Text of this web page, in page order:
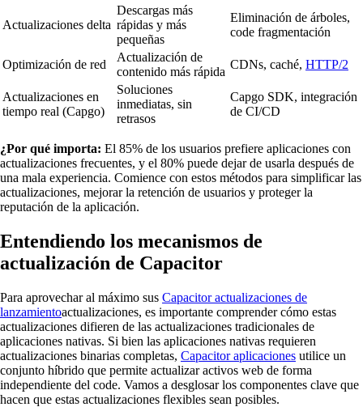
Actualizaciones delta
Descargas más
rápidas y más
pequeñas
Eliminación de árboles,
code fragmentación
Optimización de red
Actualización de
contenido más rápida
CDNs, caché, HTTP/2
Actualizaciones en
tiempo real (Capgo)
Soluciones
inmediatas, sin
retrasos
Capgo SDK, integración
de CI/CD
¿Por qué importa: El 85% de los usuarios prefiere aplicaciones con
actualizaciones frecuentes, y el 80% puede dejar de usarla después de
una mala experiencia. Comience con estos métodos para simplificar las
actualizaciones, mejorar la retención de usuarios y proteger la
reputación de la aplicación.
Entendiendo los mecanismos de
actualización de Capacitor
Para aprovechar al máximo sus Capacitor actualizaciones de
lanzamientoactualizaciones, es importante comprender cómo estas
actualizaciones difieren de las actualizaciones tradicionales de
aplicaciones nativas. Si bien las aplicaciones nativas requieren
actualizaciones binarias completas, Capacitor aplicaciones utilice un
conjunto híbrido que permite actualizar activos web de forma
independiente del code. Vamos a desglosar los componentes clave que
hacen que estas actualizaciones flexibles sean posibles.